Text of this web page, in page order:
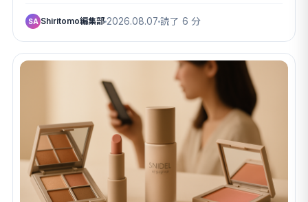
SA Shiritomo編集部 2026.08.07 読了 6 分